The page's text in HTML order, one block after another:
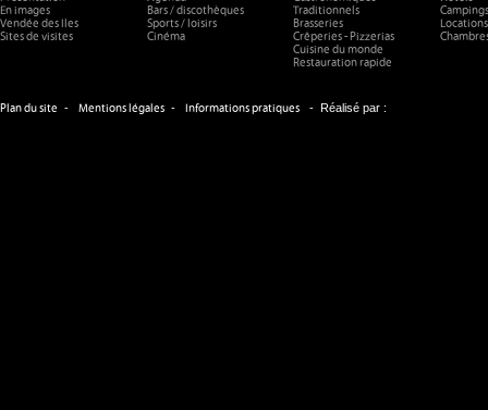
En images
Vendée des Iles
Sites de visites
Bars / discothèques
Sports / loisirs
Cinéma
Traditionnels
Brasseries
Crêperies - Pizzerias
Cuisine du monde
Restauration rapide
Plan du site - Mentions légales - Informations pratiques - Réalisé par :